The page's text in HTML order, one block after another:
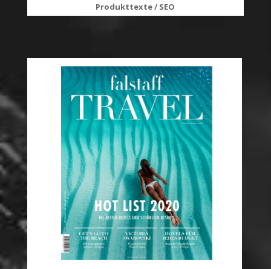
Produkttexte / SEO